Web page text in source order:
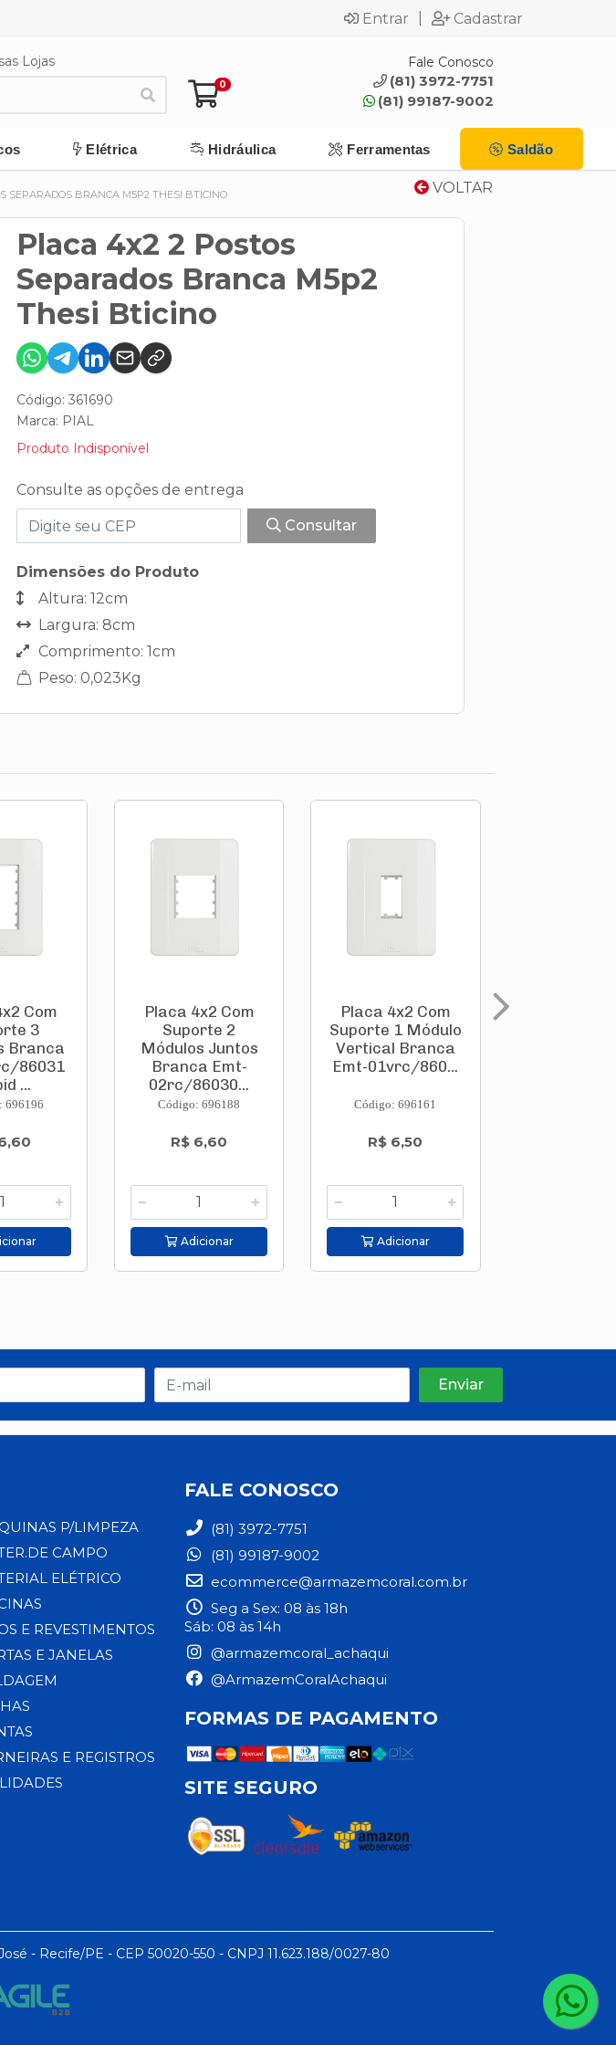
Entrar Cadastrar
Lojas
0
Fale Conosco
(81) 3972-7751
(81) 99187-9002
Elétrica Hidráulica Ferramentas Saldão
VOLTAR
SEPARADOS BRANCA M5P2 THESI BTICINO
Placa 4x2 2 Postos
Separados Branca M5p2
Thesi Bticino
Código: 361690
Marca: PIAL
Produto Indisponível
Consulte as opções de entrega
Consultar
Dimensões do Produto
Altura: 12cm
Largura: 8cm
Comprimento: 1cm
Peso: 0,023Kg
Com
3
Branca
86031
...
696196
Placa 4x2 Com
Suporte 2
Módulos Juntos
Branca Emt-
02rc/86030...
Código: 696188
R$ 6,60
Adicionar
Placa 4x2 Com
Suporte 1 Módulo
Vertical Branca
Emt-01vrc/860...
Código: 696161
R$ 6,50
Adicionar
P/LIMPEZA
CAMPO
ELÉTRICO
E REVESTIMENTOS
E JANELAS
E REGISTROS
FALE CONOSCO
(81) 3972-7751
(81) 99187-9002
ecommerce@armazemcoral.com.br
Seg a Sex: 08 às 18h
Sáb: 08 às 14h
@armazemcoral_achaqui
@ArmazemCoralAchaqui
FORMAS DE PAGAMENTO
SITE SEGURO
- Recife/PE - CEP 50020-550 - CNPJ 11.623.188/0027-80